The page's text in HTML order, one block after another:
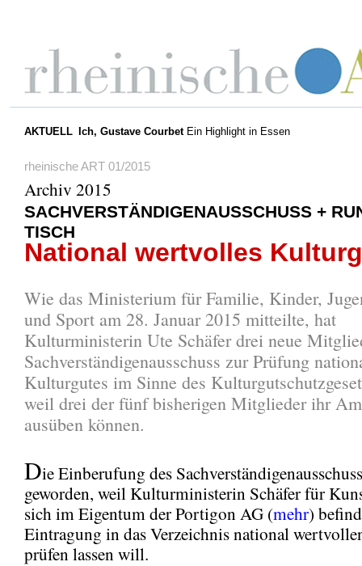
AKTUELL Ich, Gustave CourbetEin Highlight in Essen
rheinische ART 01/2015
Archiv 2015
SACHVERSTÄNDIGENAUSSCHUSS +
TISCH
National wertvolles
Wie das Ministerium für Familie, Kinder,
und Sport am 28. Januar 2015 mitteilte, hat
Kulturministerin Ute Schäfer drei neue
Sachverständigenausschuss zur Prüfung
Kulturgutes im Sinne des
weil drei der fünf bisherigen Mitglieder ihr
ausüben können.
Die Einberufung des
geworden, weil Kulturministerin Schäfer für
sich im Eigentum der Portigon AG (mehr)
Eintragung in das Verzeichnis national
prüfen lassen will.